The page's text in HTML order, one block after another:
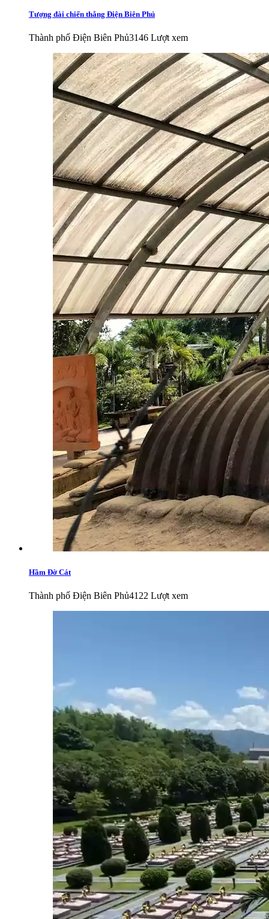
Tượng đài chiến thắng Điện Biên Phủ
Thành phố Điện Biên Phủ3146 Lượt xem
Hầm Đờ Cát
Thành phố Điện Biên Phủ4122 Lượt xem